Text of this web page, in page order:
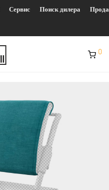
Сервис Поиск дилера
0